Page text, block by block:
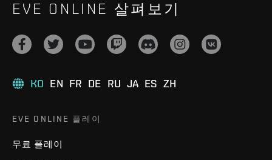
EVE ONLINE 살펴보기
KO EN FR DE RU JA ES ZH
EVE ONLINE 플레이
무료 플레이